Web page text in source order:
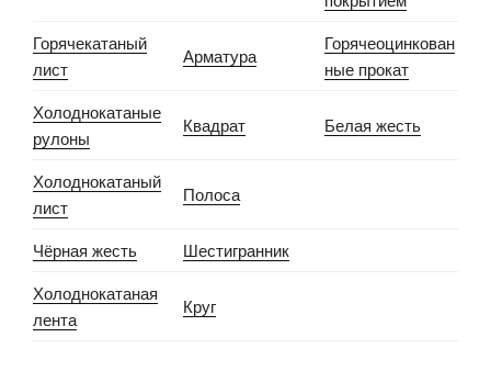
Горячекатаный
лист
Арматура
Горячеоцинкован
ные прокат
Холоднокатаные
рулоны
Квадрат Белая жесть
Холоднокатаный
лист
Полоса
Чёрная жесть
Шестигранник
Холоднокатаная
лента
Круг